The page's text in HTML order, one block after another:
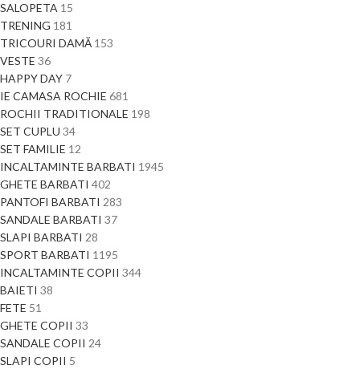
SALOPETA 15
TRENING 181
TRICOURI DAMĂ 153
VESTE 36
HAPPY DAY 7
IE CAMASA ROCHIE 681
ROCHII TRADITIONALE 198
SET CUPLU 34
SET FAMILIE 12
INCALTAMINTE BARBATI 1945
GHETE BARBATI 402
PANTOFI BARBATI 283
SANDALE BARBATI 37
SLAPI BARBATI 28
SPORT BARBATI 1195
INCALTAMINTE COPII 344
BAIETI 38
FETE 51
GHETE COPII 33
SANDALE COPII 24
SLAPI COPII 5